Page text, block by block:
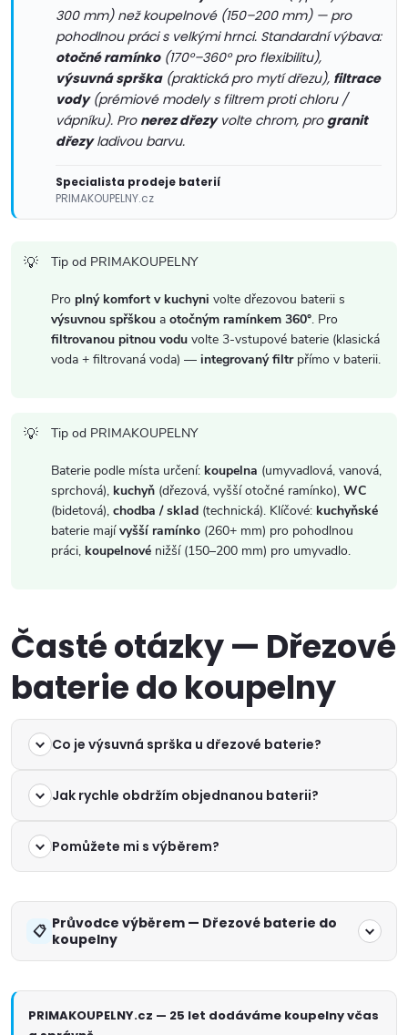
i
u
300 mm) než koupelnové (150–200 mm) — pro
pohodlnou práci s velkými hrnci. Standardní výbava:
otočné ramínko(170°–360° pro flexibilitu),
výsuvná sprška(praktická pro mytí dřezu), filtrace
vody(prémiové modely s filtrem proti chloru /
vápníku). Pro nerez dřezyvolte chrom, pro granit
dřezyladivou barvu.
Specialista prodeje baterií
PRIMAKOUPELNY.cz
Tip od PRIMAKOUPELNY
Pro plný komfort v kuchyni volte dřezovou baterii s
výsuvnou spřškou a otočným ramínkem 360°. Pro
filtrovanou pitnou vodu volte 3-vstupové baterie (klasická
voda + filtrovaná voda) — integrovaný filtrpřímo v baterii.
Tip od PRIMAKOUPELNY
Baterie podle místa určení: koupelna (umyvadlová, vanová,
sprchová), kuchyň (dřezová, vyšší otočné ramínko), WC
(bidetová), chodba / sklad (technická). Klíčové: kuchyňské
baterie majívyšší ramínko (260+ mm) pro pohodlnou
práci, koupelnové nižší (150–200 mm) pro umyvadlo.
Časté otázky — Dřezové
baterie do koupelny
Co je výsuvná sprška u dřezové baterie?
Jak rychle obdržím objednanou baterii?
Pomůžete mi s výběrem?
Průvodce výběrem — Dřezové baterie do
koupelny
PRIMAKOUPELNY.cz — 25 let dodáváme koupelny včas